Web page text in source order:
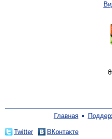
Главная
Twitter ВКонтакте